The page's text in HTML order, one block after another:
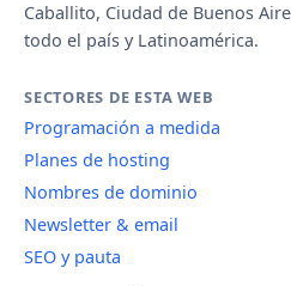
Caballito, Ciudad de Buenos
todo el país y Latinoamérica.
SECTORES DE ESTA WEB
Programación a medida
Planes de hosting
Nombres de dominio
Newsletter & email
SEO y pauta